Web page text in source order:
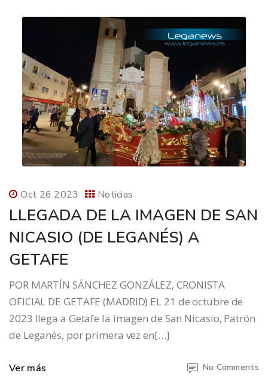
Oct 26 2023 Noticias
LLEGADA DE LA IMAGEN DE SAN
NICASIO (DE LEGANÉS) A
GETAFE
POR MARTÍN SÁNCHEZ GONZÁLEZ, CRONISTA
OFICIAL DE GETAFE (MADRID) EL 21 de octubre de
2023 llega a Getafe la imagen de San Nicasio, Patrón
de Leganés, por primera vez en[…]
Ver más No Comments